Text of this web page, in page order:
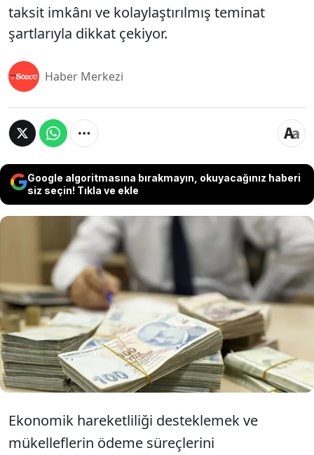
taksit imkânı ve kolaylaştırılmış teminat
şartlarıyla dikkat çekiyor.
Haber Merkezi
Google algoritmasına bırakmayın, okuyacağınız haberi
siz seçin! Tıkla ve ekle
Milyonları ilgilendiriyor: Borçlara yapılandırma
geliyor Hazine ve Maliye Bakanlığı, vatandaşın ve
esnafın omuzlarındaki yükü hafifletecek kapsamlı
bir yapılandırma düzenlemesini hayata geçiriyor.
Vergi borçlarından trafik cezalarına, öğrenim
kredilerinden harçlara kadar geniş bir yelpazeyi
kapsayan düzenleme, 72 aya kadar taksit imkânı ve
kolaylaştırılmış teminat şartlarıyla dikkat çekiyor.
Ekonomik hareketliliği desteklemek ve
mükelleflerin ödeme süreçlerini